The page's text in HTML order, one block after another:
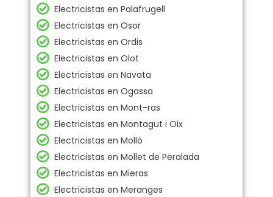
Electricistas en Palafrugell
Electricistas en Osor
Electricistas en Ordis
Electricistas en Olot
Electricistas en Navata
Electricistas en Ogassa
Electricistas en Mont-ras
Electricistas en Montagut i Oix
Electricistas en Molló
Electricistas en Mollet de Peralada
Electricistas en Mieras
Electricistas en Meranges